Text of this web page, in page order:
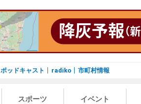
ポッドキャスト radiko 市町村情報
スポーツ イベント